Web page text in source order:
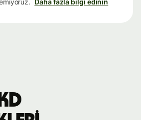
Daha fazla bilgi edinin